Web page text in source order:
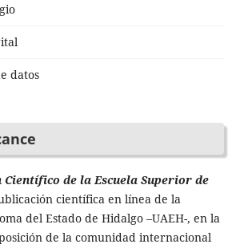
datos
de la Escuela Superior de
científica en línea de la
del Estado de Hidalgo –UAEH-, en la
de la comunidad internacional